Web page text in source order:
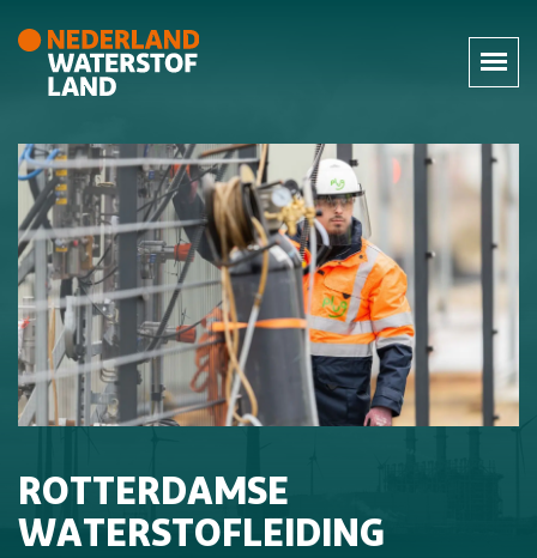
ROTTERDAMSE
WATERSTOFLEIDING